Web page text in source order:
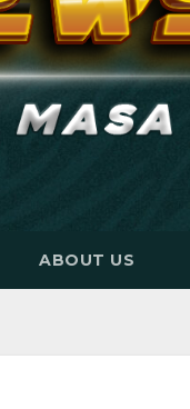
ABOUT US